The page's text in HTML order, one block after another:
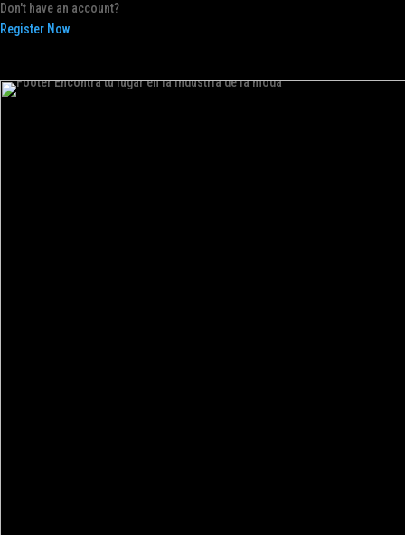
Don't have an account?
Register Now